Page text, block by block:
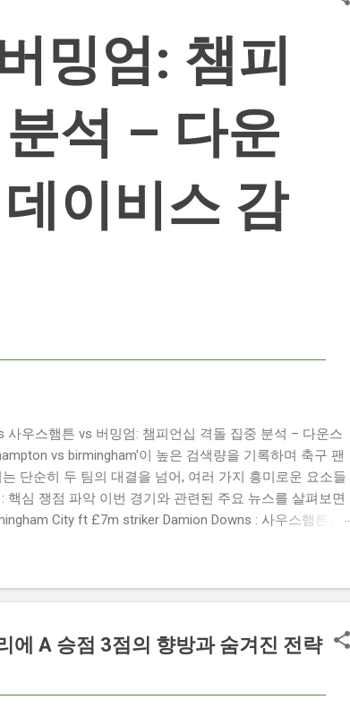
밍엄: 챔피
석 – 다운
이비스 감
우스햄튼 vs 버밍엄: 챔피언십 격돌 집중 분석 – 다운스
vs birmingham'이 높은 검색량을 기록하며 축구 팬
단순히 두 팀의 대결을 넘어, 여러 가지 흥미로운 요소들
심 쟁점 파악 이번 경기와 관련된 주요 뉴스를 살펴보면
City ft £7m striker Damion Downs : 사우스햄튼과
관심도를 반영합니다. Chris Davies: Birmingham City
: 버밍엄 시티의 크리스 데이비스 감독은 원정 경기에서
에 A 승점 3점의 향방과 숨겨진 전략